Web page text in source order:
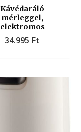
Kávédaráló
mérleggel,
elektromos
34.995 Ft